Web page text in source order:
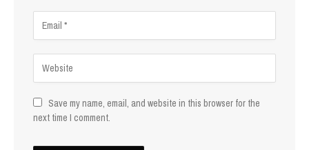
Save my name, email, and website in this browser for the
next time I comment.